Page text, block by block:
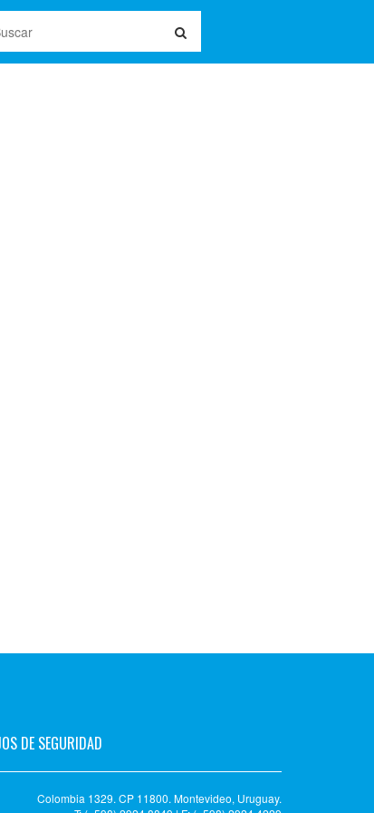
DE SEGURIDAD
Colombia 1329. CP 11800. Montevideo, Uruguay.